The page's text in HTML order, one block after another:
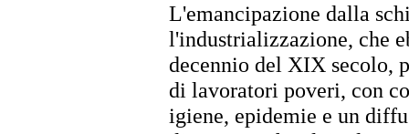
L'emancipazione dalla
l'industrializzazione, che
decennio del XIX secolo,
di lavoratori poveri, con
igiene, epidemie e un